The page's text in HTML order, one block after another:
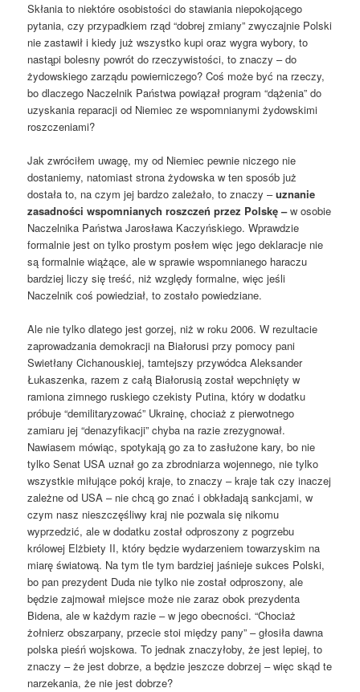
Skłania to niektóre osobistości do stawiania niepokojącego
pytania, czy przypadkiem rząd “dobrej zmiany” zwyczajnie Polski
nie zastawił i kiedy już wszystko kupi oraz wygra wybory, to
nastąpi bolesny powrót do rzeczywistości, to znaczy – do
żydowskiego zarządu powierniczego? Coś może być na rzeczy,
bo dlaczego Naczelnik Państwa powiązał program “dążenia” do
uzyskania reparacji od Niemiec ze wspomnianymi żydowskimi
roszczeniami?
Jak zwróciłem uwagę, my od Niemiec pewnie niczego nie
dostaniemy, natomiast strona żydowska w ten sposób już
dostała to, na czym jej bardzo zależało, to znaczy –uznanie
zasadności wspomnianych roszczeń przez Polskę –w osobie
Naczelnika Państwa Jarosława Kaczyńskiego. Wprawdzie
formalnie jest on tylko prostym posłem więc jego deklaracje nie
są formalnie wiążące, ale w sprawie wspomnianego haraczu
bardziej liczy się treść, niż względy formalne, więc jeśli
Naczelnik coś powiedział, to zostało powiedziane.
Ale nie tylko dlatego jest gorzej, niż w roku 2006. W rezultacie
zaprowadzania demokracji na Białorusi przy pomocy pani
Swietłany Cichanouskiej, tamtejszy przywódca Aleksander
Łukaszenka, razem z całą Białorusią został wepchnięty w
ramiona zimnego ruskiego czekisty Putina, który w dodatku
próbuje “demilitaryzować” Ukrainę, chociaż z pierwotnego
zamiaru jej “denazyfikacji” chyba na razie zrezygnował.
Nawiasem mówiąc, spotykają go za to zasłużone kary, bo nie
tylko Senat USA uznał go za zbrodniarza wojennego, nie tylko
wszystkie miłujące pokój kraje, to znaczy – kraje tak czy inaczej
zależne od USA – nie chcą go znać i obkładają sankcjami, w
czym nasz nieszczęśliwy kraj nie pozwala się nikomu
wyprzedzić, ale w dodatku został odproszony z pogrzebu
królowej Elżbiety II, który będzie wydarzeniem towarzyskim na
miarę światową. Na tym tle tym bardziej jaśnieje sukces Polski,
bo pan prezydent Duda nie tylko nie został odproszony, ale
będzie zajmował miejsce może nie zaraz obok prezydenta
Bidena, ale w każdym razie – w jego obecności. “Chociaż
żołnierz obszarpany, przecie stoi między pany” – głosiła dawna
polska pieśń wojskowa. To jednak znaczyłoby, że jest lepiej, to
znaczy – że jest dobrze, a będzie jeszcze dobrzej – więc skąd te
narzekania, że nie jest dobrze?